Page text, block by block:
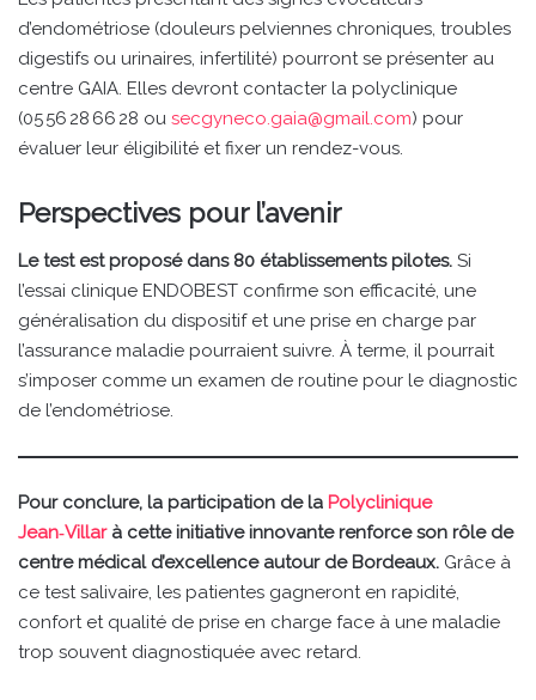
d’endométriose (douleurs pelviennes chroniques, troubles
digestifs ou urinaires, infertilité) pourront se présenter au
centre GAIA. Elles devront contacter la polyclinique
(05 56 28 66 28 ou secgyneco.gaia@gmail.com) pour
évaluer leur éligibilité et fixer un rendez-vous.
Perspectives pour l’avenir
Le test est proposé dans 80 établissements pilotes. Si
l’essai clinique ENDOBEST confirme son efficacité, une
généralisation du dispositif et une prise en charge par
l’assurance maladie pourraient suivre. À terme, il pourrait
s’imposer comme un examen de routine pour le diagnostic
de l’endométriose.
Pour conclure, la participation de la Polyclinique
Jean‑Villarà cette initiative innovante renforce son rôle de
centre médical d’excellence autour de Bordeaux. Grâce à
ce test salivaire, les patientes gagneront en rapidité,
confort et qualité de prise en charge face à une maladie
trop souvent diagnostiquée avec retard.